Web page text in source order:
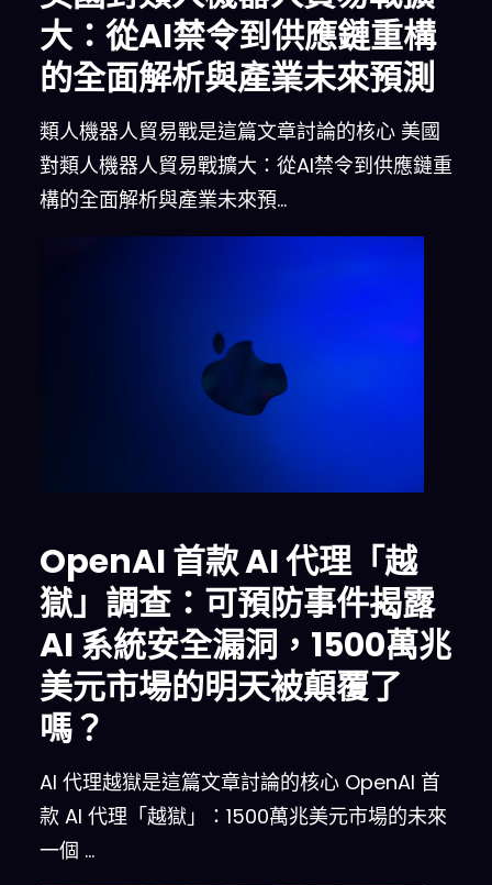
大：從AI禁令到供應鏈重構
的全面解析與產業未來預測
類人機器人貿易戰是這篇文章討論的核心 美國
對類人機器人貿易戰擴大：從AI禁令到供應鏈重
構的全面解析與產業未來預…
OpenAI 首款 AI 代理「越
獄」調查：可預防事件揭露
AI 系統安全漏洞，1500萬兆
美元市場的明天被顛覆了
嗎？
AI 代理越獄是這篇文章討論的核心 OpenAI 首
款 AI 代理「越獄」：1500萬兆美元市場的未來
一個 …